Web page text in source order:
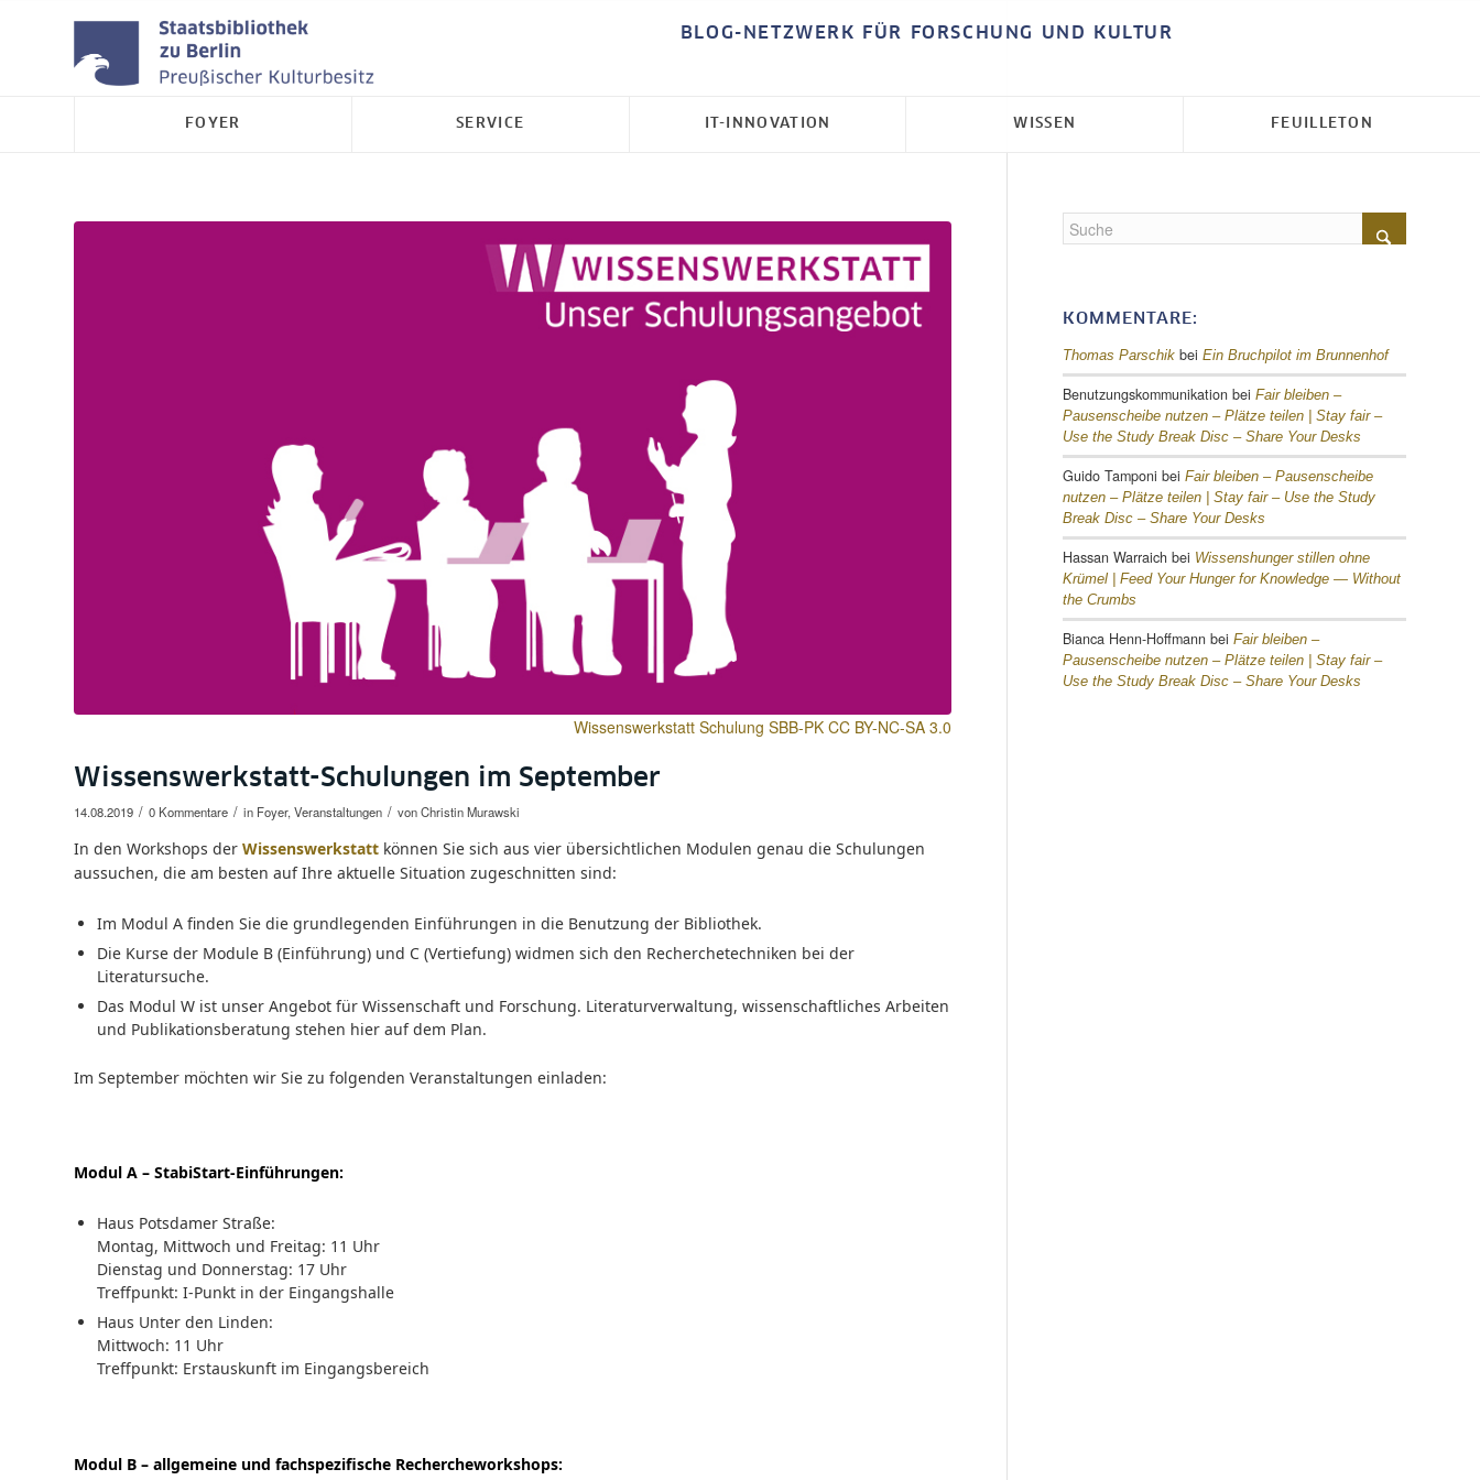
BLOG-NETZWERK FÜR FORSCHUNG UND KULTUR
FOYER SERVICE IT-INNOVATION WISSEN FEUILLETON
Wissenswerkstatt Schulung SBB-PK CC BY-NC-SA 3.0
Wissenswerkstatt-Schulungen im September
14.08.2019 / 0 Kommentare / in Foyer, Veranstaltungen / vonChristin Murawski
In den Workshops der Wissenswerkstatt können Sie sich aus vier übersichtlichen Modulen genau die Schulungen
aussuchen, die am besten auf Ihre aktuelle Situation zugeschnitten sind:
Im Modul A finden Sie die grundlegenden Einführungen in die Benutzung der Bibliothek.
Die Kurse der Module B (Einführung) und C (Vertiefung) widmen sich den Recherchetechniken bei der
Literatursuche.
Das Modul W ist unser Angebot für Wissenschaft und Forschung. Literaturverwaltung, wissenschaftliches Arbeiten
und Publikationsberatung stehen hier auf dem Plan.
Im September möchten wir Sie zu folgenden Veranstaltungen einladen:
Modul A – StabiStart-Einführungen:
Haus Potsdamer Straße:
Montag, Mittwoch und Freitag: 11 Uhr
Dienstag und Donnerstag: 17 Uhr
Treffpunkt: I-Punkt in der Eingangshalle
Haus Unter den Linden:
Mittwoch: 11 Uhr
Treffpunkt: Erstauskunft im Eingangsbereich
Modul B – allgemeine und fachspezifische Rechercheworkshops:
KOMMENTARE:
Thomas Parschik bei Ein Bruchpilot im Brunnenhof
Benutzungskommunikation bei Fair bleiben –
Pausenscheibe nutzen – Plätze teilen | Stay fair –
Use the Study Break Disc – Share Your Desks
Guido Tamponi bei Fair bleiben – Pausenscheibe
nutzen – Plätze teilen | Stay fair – Use the Study
Break Disc – Share Your Desks
Hassan Warraich bei Wissenshunger stillen ohne
Krümel | Feed Your Hunger for Knowledge — Without
the Crumbs
Bianca Henn-Hoffmann bei Fair bleiben –
Pausenscheibe nutzen – Plätze teilen | Stay fair –
Use the Study Break Disc – Share Your Desks